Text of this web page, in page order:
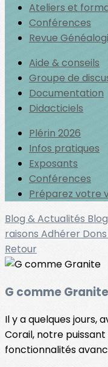
Ateliers et
Conférences
Revue
Aide & conseils
Groupe de
Documentation
Didacticiels
Plérin 2026
Infos pratiques
Exposants
Conférences
Préparez votre
Blog & Actualités
raisons Adhérer Dons
Retour
G comme Granite
Il y a quelques jours,
Corail, notre
fonctionnalités